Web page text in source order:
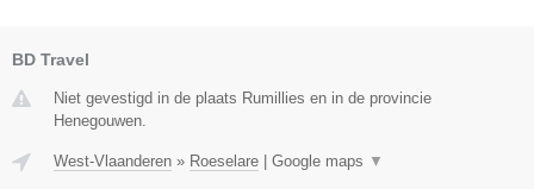
BD Travel
Niet gevestigd in de plaats Rumillies en in de provincie
Henegouwen.
West-Vlaanderen » Roeselare Google maps ▼